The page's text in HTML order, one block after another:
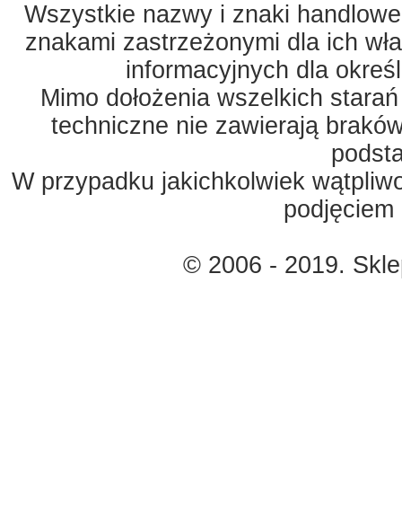
Wszystkie nazwy i znaki
znakami zastrzeżonymi dla ich
informacyjnych dla
Mimo dołożenia wszelkich
techniczne nie zawierają
W przypadku jakichkolwiek
© 2006 - 2019.